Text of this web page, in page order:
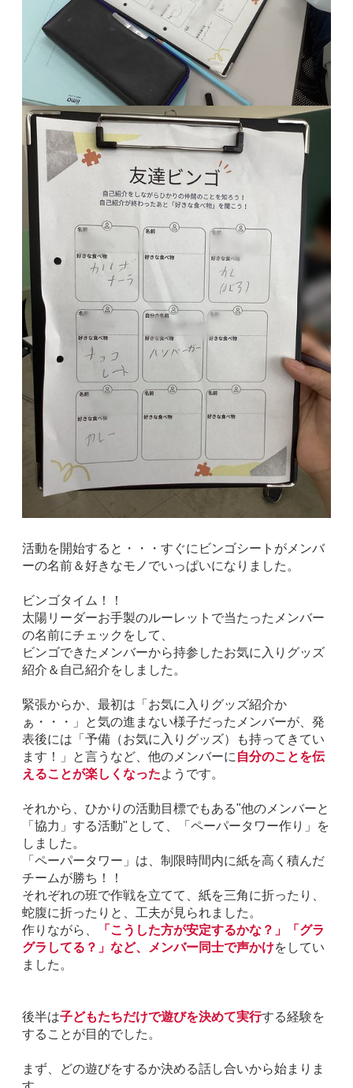
活動を開始すると・・・すぐにビンゴシートがメンバ
ーの名前＆好きなモノでいっぱいになりました。
ビンゴタイム！！
太陽リーダーお手製のルーレットで当たったメンバー
の名前にチェックをして、
ビンゴできたメンバーから持参したお気に入りグッズ
紹介＆自己紹介をしました。
緊張からか、最初は「お気に入りグッズ紹介か
ぁ・・・」と気の進まない様子だったメンバーが、発
表後には「予備（お気に入りグッズ）も持ってきてい
ます！」と言うなど、他のメンバーに 自分のことを伝
えることが楽しくなったようです。
それから、ひかりの活動目標でもある"他のメンバーと
「協力」する活動"として、「ペーパータワー作り」を
しました。
「ペーパータワー」は、制限時間内に紙を高く積んだ
チームが勝ち！！
それぞれの班で作戦を立てて、紙を三角に折ったり、
蛇腹に折ったりと、工夫が見られました。
作りながら、
「こうした方が安定するかな？」「グラ
グラしてる？」など、メンバー同士で声かけをしてい
ました。
後半は子どもたちだけで遊びを決めて実行する経験を
することが目 的でした。
まず、どの遊びをするか決める話し合いから始まりま